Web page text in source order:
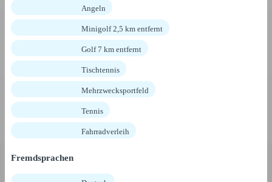
Angeln
Minigolf 2,5 km entfernt
Golf 7 km entfernt
Tischtennis
Mehrzwecksportfeld
Tennis
Fahrradverleih
Fremdsprachen